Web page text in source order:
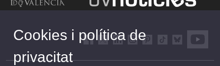
Cookies i política de
privacitat